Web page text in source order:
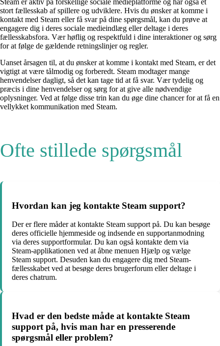
Steam er aktiv på forskellige sociale medieplatforme og har også et
stort fællesskab af spillere og udviklere. Hvis du ønsker at komme i
kontakt med Steam eller få svar på dine spørgsmål, kan du prøve at
engagere dig i deres sociale medieindlæg eller deltage i deres
fællesskabsfora. Vær høflig og respektfuld i dine interaktioner og sørg
for at følge de gældende retningslinjer og regler.
Uanset årsagen til, at du ønsker at komme i kontakt med Steam, er det
vigtigt at være tålmodig og forberedt. Steam modtager mange
henvendelser dagligt, så det kan tage tid at få svar. Vær tydelig og
præcis i dine henvendelser og sørg for at give alle nødvendige
oplysninger. Ved at følge disse trin kan du øge dine chancer for at få en
vellykket kommunikation med Steam.
Ofte stillede spørgsmål
Hvordan kan jeg kontakte Steam support?
Der er flere måder at kontakte Steam support på. Du kan besøge
deres officielle hjemmeside og indsende en supportanmodning
via deres supportformular. Du kan også kontakte dem via
Steam-applikationen ved at åbne menuen Hjælp og vælge
Steam support. Desuden kan du engagere dig med Steam-
fællesskabet ved at besøge deres brugerforum eller deltage i
deres chatrum.
Hvad er den bedste måde at kontakte Steam
support på, hvis man har en presserende
spørgsmål eller problem?